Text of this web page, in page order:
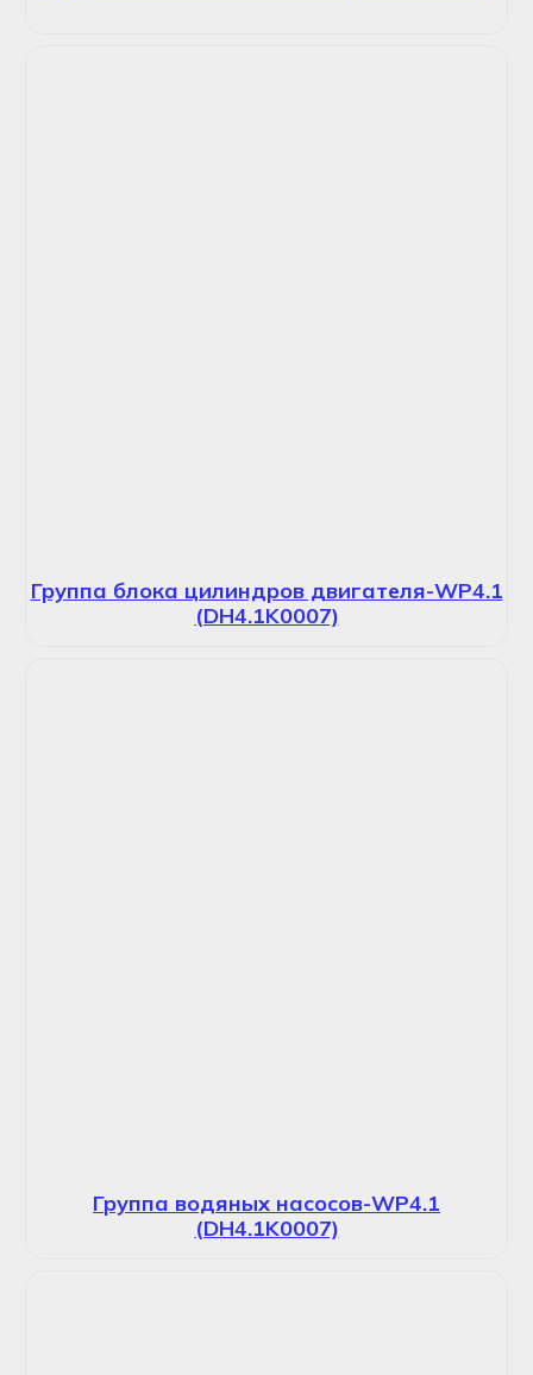
Группа блока цилиндров двигателя-WP4.1
(DH4.1K0007)
Группа водяных насосов-WP4.1
(DH4.1K0007)